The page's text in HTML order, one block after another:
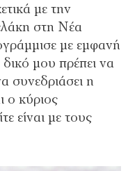
με την
στη Νέα
με εμφανή
μου πρέπει να
συνεδριάσει η
ο κύριος
είναι με τους